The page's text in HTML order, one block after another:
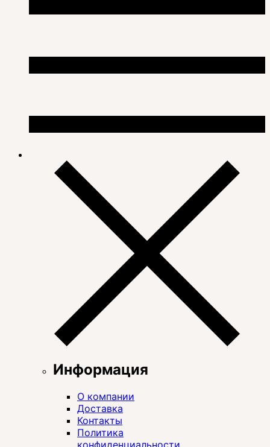
Информация
О компании
Доставка
Контакты
Политика
конфиденциальности